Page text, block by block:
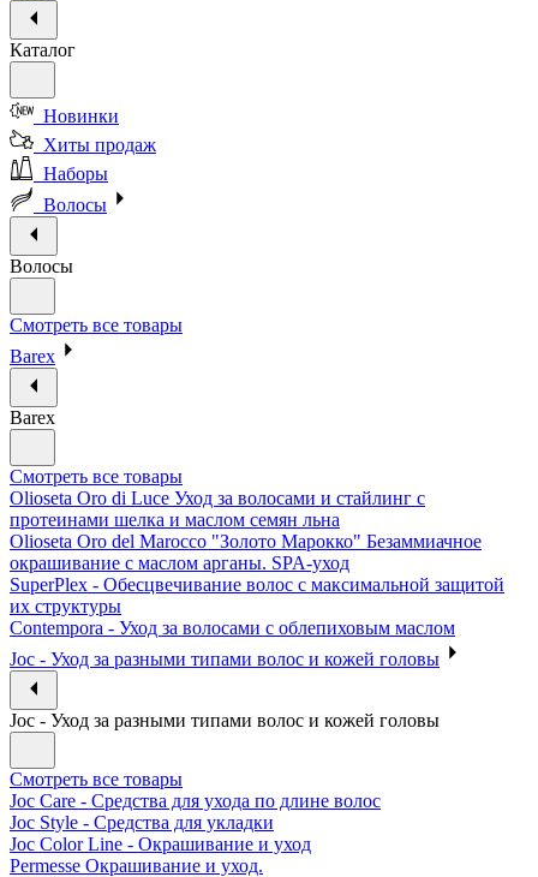
Каталог
Новинки
Хиты продаж
Наборы
Волосы
Волосы
Смотреть все товары
Barex
Barex
Смотреть все товары
Olioseta Oro di Luce Уход за волосами и стайлинг с
протеинами шелка и маслом семян льна
Olioseta Oro del Marocco "Золото Марокко" Безаммиачное
окрашивание с маслом арганы. SPA-уход
SuperPlex - Обесцвечивание волос с максимальной защитой
их структуры
Contempora - Уход за волосами с облепиховым маслом
Joc - Уход за разными типами волос и кожей головы
Joc - Уход за разными типами волос и кожей головы
Смотреть все товары
Joc Care - Средства для ухода по длине волос
Joc Style - Средства для укладки
Joc Color Line - Окрашивание и уход
Permesse Окрашивание и уход.